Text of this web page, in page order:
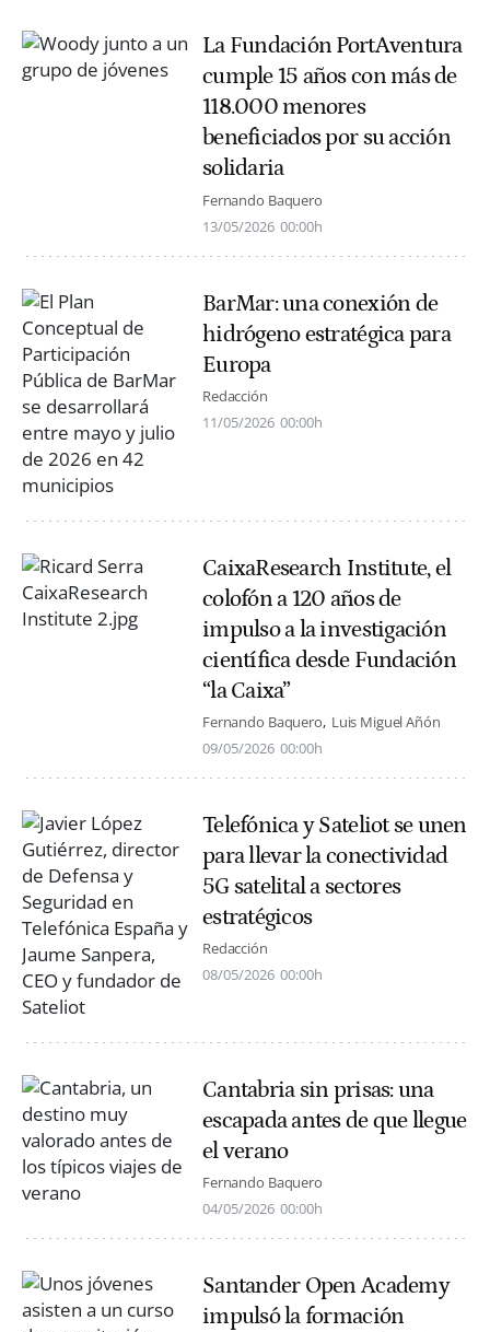
La Fundación PortAventura
cumple 15 años con más de
118.000 menores
beneficiados por su acción
solidaria
Fernando Baquero
13/05/2026 00:00h
BarMar: una conexión de
hidrógeno estratégica para
Europa
Redacción
11/05/2026 00:00h
CaixaResearch Institute, el
colofón a 120 años de
impulso a la investigación
científica desde Fundación
“la Caixa”
Fernando Baquero Luis Miguel Añón
09/05/2026 00:00h
Telefónica y Sateliot se unen
para llevar la conectividad
5G satelital a sectores
estratégicos
Redacción
08/05/2026 00:00h
Cantabria sin prisas: una
escapada antes de que llegue
el verano
Fernando Baquero
04/05/2026 00:00h
Santander Open Academy
impulsó la formación